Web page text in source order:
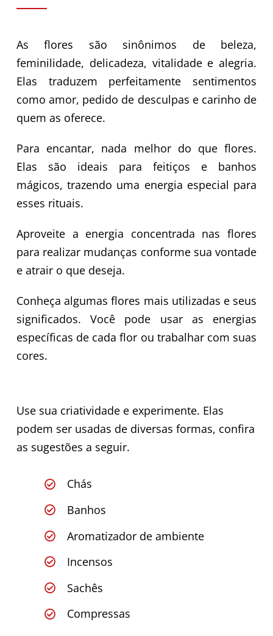
As flores são sinônimos de beleza,
feminilidade, delicadeza, vitalidade e alegria.
Elas traduzem perfeitamente sentimentos
como amor, pedido de desculpas e carinho de
quem as oferece.
Para encantar, nada melhor do que flores.
Elas são ideais para feitiços e banhos
mágicos, trazendo uma energia especial para
esses rituais.
Aproveite a energia concentrada nas flores
para realizar mudanças conforme sua vontade
e atrair o que deseja.
Conheça algumas flores mais utilizadas e seus
significados. Você pode usar as energias
específicas de cada flor ou trabalhar com suas
cores.
Use sua criatividade e experimente. Elas
podem ser usadas de diversas formas, confira
as sugestões a seguir.
Chás
Banhos
Aromatizador de ambiente
Incensos
Sachês
Compressas